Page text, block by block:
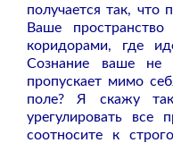
получается так, что
Ваше
коридорами, где
Сознание ваше не
пропускает мимо
поле? Я скажу
урегулировать
соотносите к